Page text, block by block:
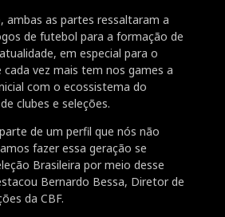
ambas as partes ressaltaram a
de futebol para a formação de
em especial para o
vez mais tem nos games a
com o ecossistema do
clubes e seleções.
de um perfil que nós não
fazer essa geração se
Brasileira por meio desse
Bernardo Bessa, Diretor de
da CBF.